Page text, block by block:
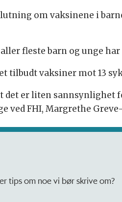
om vaksinene i
fleste barn og unge
tilbudt vaksiner mot 13
er liten sannsynlighet
ved FHI, Margrethe
tips om noe vi bør skrive om?